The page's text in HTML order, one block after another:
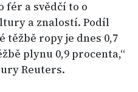
fér a svědčí to o
a znalostí. Podíl
těžbě ropy je dnes 0,7
plynu 0,9 procenta,“
Reuters.